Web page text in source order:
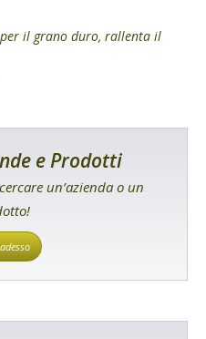
il grano duro, rallenta il
e Prodotti
un’azienda o un